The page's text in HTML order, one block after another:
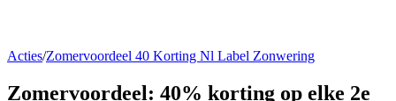
Acties/Zomervoordeel 40 Korting Nl Label Zonwering
Zomervoordeel: 40% korting op elke 2e